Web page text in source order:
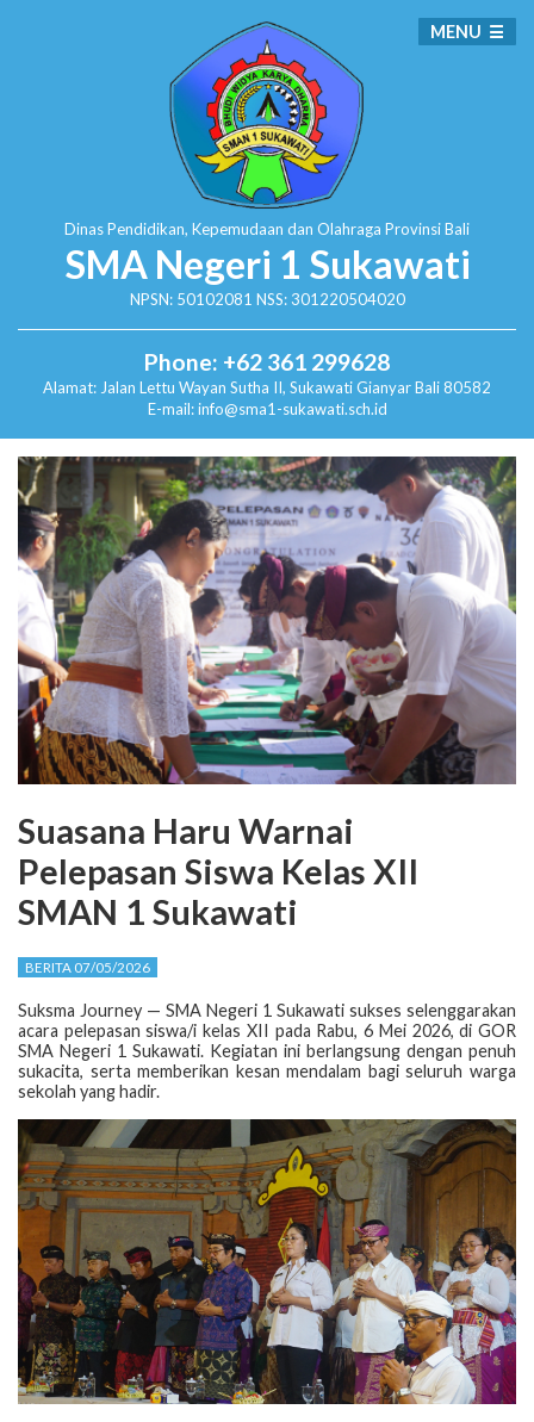
Dinas Pendidikan, Kepemudaan dan Olahraga Provinsi Bali
SMA Negeri 1 Sukawati
NPSN: 50102081 NSS: 301220504020
Phone: +62 361 299628
Alamat: Jalan Lettu Wayan Sutha II, SukawatiGianyar Bali 80582
E-mail: info@sma1-sukawati.sch.id
MENU
Suasana Haru Warnai
Pelepasan Siswa Kelas XII
SMAN 1 Sukawati
BERITA 07/05/2026
Suksma Journey — SMA Negeri 1 Sukawati sukses selenggarakan
acara pelepasan siswa/i kelas XII pada Rabu, 6 Mei 2026, di GOR
SMA Negeri 1 Sukawati. Kegiatan ini berlangsung dengan penuh
sukacita, serta memberikan kesan mendalam bagi seluruh warga
sekolah yang hadir.